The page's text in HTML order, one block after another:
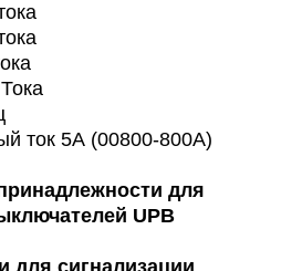
ток 5А (00800-800A)
для
UPB